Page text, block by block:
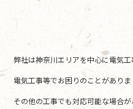
弊社は神奈川エリアを中心に電気
電気工事等でお困りのことがあり
その他の工事でも対応可能な場合